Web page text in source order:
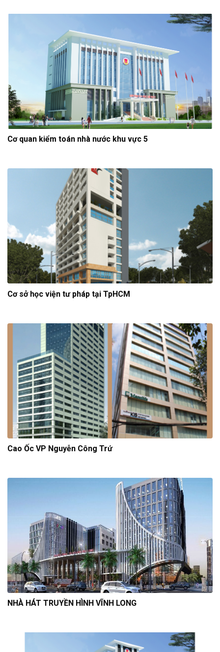
Cơ quan kiểm toán nhà nước khu vực 5
Cơ sở học viện tư pháp tại TpHCM
Cao Ốc VP Nguyễn Công Trứ
NHÀ HÁT TRUYỀN HÌNH VĨNH LONG